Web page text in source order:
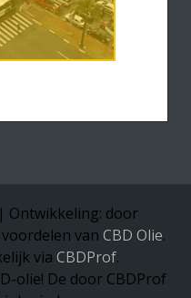
| Ontwikkeling: door
van CBD Olie.
via CBDProf.
olie! De door CBDProf